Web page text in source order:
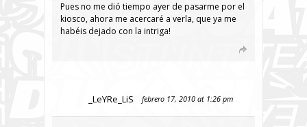
Pues no me dió tiempo ayer de pasarme por el
kiosco, ahora me acercaré a verla, que ya me
habéis dejado con la intriga!
_LeYRe_LiS febrero 17, 2010 at 1:26 pm